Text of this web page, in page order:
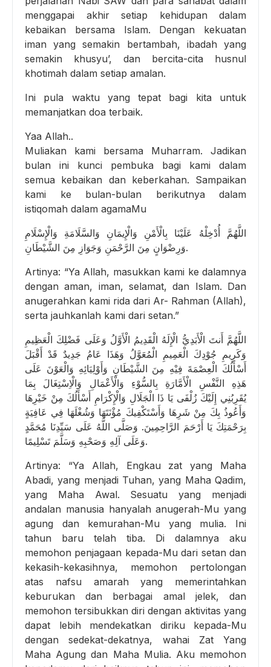
menggapai akhir setiap kehidupan dalam
kebaikan bersama Islam. Dengan kekuatan
iman yang semakin bertambah, ibadah yang
semakin khusyu’, dan bercita-cita husnul
khotimah dalam setiap amalan.
Ini pula waktu yang tepat bagi kita untuk
memanjatkan doa terbaik.
Yaa Allah..
Muliakan kami bersama Muharram. Jadikan
bulan ini kunci pembuka bagi kami dalam
semua kebaikan dan keberkahan. Sampaikan
kami ke bulan-bulan berikutnya dalam
istiqomah dalam agamaMu
اللَّهُمَّ أُدْخِلْهُ عَلَيْنَا بِالْأَمْنِ وَالْإِيمَانِ وَالسَّلَامَةِ وَالْإِسْلَامِ
وَرِضْوَانٍ مِنَ الرَّحْمَنِ وَجَوَازِ مِنَ الشَّيْطَانِ.
Artinya: “Ya Allah, masukkan kami ke dalamnya
dengan aman, iman, selamat, dan Islam. Dan
anugerahkan kami rida dari Ar- Rahman (Allah),
serta jauhkanlah kami dari setan.”
اللَّهُمَّ أَنتَ الْأَبَدِيُّ الْإِلَهُ الْقَدِيمُ الْأَوَّلُ وَعَلَى فَضْلِكَ الْعَظِيمِ
وَكَرِيمِ جُوْدِكَ الْعَمِيمِ الْمُعَوَّلُ وَهَذَا عَامُ جَدِيدٌ قَدْ أَقْبَلَ
أَسْأَلُكَ الْعِصْمَةَ فِيْهِ مِنَ الشَّيْطَانِ وَأَوْلِيَائِهِ وَالْعَوْنَ عَلَى
هَذِهِ النَّفْسِ الْأَمَّارَةِ بِالسُّوْءِ وَالْأَعْمَالِ وَالْاِسْتِغَالَ بِمَا
يُقَرِبُنِي إِلَيْكَ زُلْفَى يَا ذَا الْجَلَالِ وَالْإِكْرَامِ أَسْأَلُكَ مِنْ خَيْرِهَا
وَأَعُوذُ بِكَ مِنْ شَرِهَا وَأَسْتَكْفِيكَ مُؤْنَتَهَا وَشُغْلَهَا فِي عَافِيَةٍ
بِرَحْمَتِكَ يَا أَرْحَمَ الرَّاحِمِينَ. وَصَلَّى اللَّهُ عَلَى سَيِّدِنَا مُحَمَّدٍ
وَعَلَى آلِهِ وَصَحْبِهِ وَسَلَّمَ تَسْلِيمًا.
Artinya: “Ya Allah, Engkau zat yang Maha
Abadi, yang menjadi Tuhan, yang Maha Qadim,
yang Maha Awal. Sesuatu yang menjadi
andalan manusia hanyalah anugerah-Mu yang
agung dan kemurahan-Mu yang mulia. Ini
tahun baru telah tiba. Di dalamnya aku
memohon penjagaan kepada-Mu dari setan dan
kekasih-kekasihnya, memohon pertolongan
atas nafsu amarah yang memerintahkan
keburukan dan berbagai amal jelek, dan
memohon tersibukkan diri dengan aktivitas yang
dapat lebih mendekatkan diriku kepada-Mu
dengan sedekat-dekatnya, wahai Zat Yang
Maha Agung dan Maha Mulia. Aku memohon